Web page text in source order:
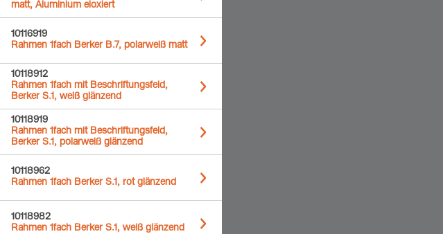
matt, Aluminium eloxiert
10116919
Rahmen 1fach Berker B.7, polarweiß matt
10118912
Rahmen 1fach mit Beschriftungsfeld,
Berker S.1, weiß glänzend
10118919
Rahmen 1fach mit Beschriftungsfeld,
Berker S.1, polarweiß glänzend
10118962
Rahmen 1fach Berker S.1, rot glänzend
10118982
Rahmen 1fach Berker S.1, weiß glänzend